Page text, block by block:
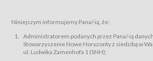
podmiotom z branży mediów i filmowej (Akredytacje);
Bilety – wybrane dokumenty potwierdzające zawarcie
Usługodawcą i uprawniające do wzięcia udziału w
przewidziane przez Usługodawcę dla danego
do uczestnictwa w wielu albo w pojedynczych
Niniejszym informujemy Pana/-ią, że:
Administratorem podanych przez Pana/-ią
Stowarzyszenie Nowe Horyzonty z siedzibą w
ul. Ludwika Zamenhofa 1 (SNH);